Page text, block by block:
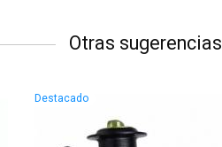
Otras sugerencias
Destacado